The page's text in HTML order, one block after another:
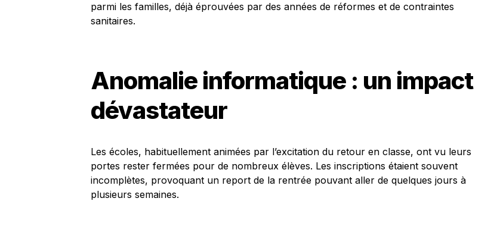
parmi les familles, déjà éprouvées par des années de réformes et de contraintes
sanitaires.
Anomalie informatique : un impact
dévastateur
Les écoles, habituellement animées par l’excitation du retour en classe, ont vu leurs
portes rester fermées pour de nombreux élèves. Les inscriptions étaient souvent
incomplètes, provoquant un report de la rentrée pouvant aller de quelques jours à
plusieurs semaines.